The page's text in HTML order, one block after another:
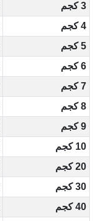
3 كجم
4 كجم
5 كجم
6 كجم
7 كجم
8 كجم
9 كجم
10 كجم
20 كجم
30 كجم
40 كجم